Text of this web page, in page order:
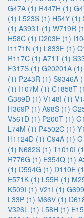
G47A (1) R447H (1)
(1) L523S (1) H54Y (1)
(1) A393T (1) W719R
H58C (1) D203E (1)
I1171N (1) L833F (1)
R117C (1) A71T (1)
F317S (1) G20201A (1)
(1) P243R (1) S9346A
(1) I107M (1) C1858T
G389D (1) V148I (1)
H369P (1) A98S (1)
V561D (1) P200T (1)
L74M (1) P4502C (1)
H1124D (1) C94A (1)
(1) N682S (1) T1010I
R776G (1) E354Q (1)
(1) D594G (1) D110E
E571K (1) L55R (1)
K509I (1) V21I (1)
L33P (1) M66V (1)
V326L (1) L58H (1)